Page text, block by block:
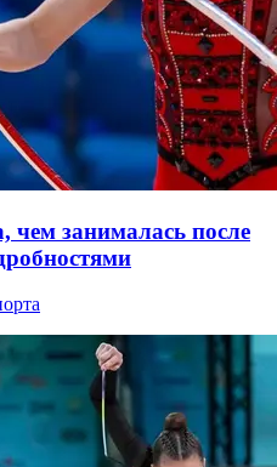
чем занималась после